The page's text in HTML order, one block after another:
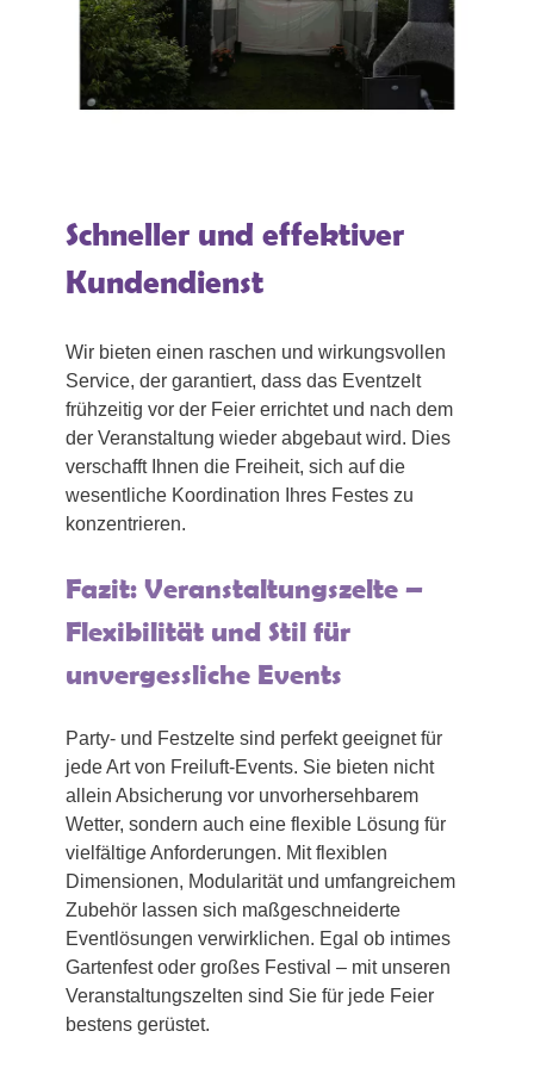
Schneller und effektiver
Kundendienst
Wir bieten einen raschen und wirkungsvollen
Service, der garantiert, dass das Eventzelt
frühzeitig vor der Feier errichtet und nach dem
der Veranstaltung wieder abgebaut wird. Dies
verschafft Ihnen die Freiheit, sich auf die
wesentliche Koordination Ihres Festes zu
konzentrieren.
Fazit: Veranstaltungszelte –
Flexibilität und Stil für
unvergessliche Events
Party- und Festzelte sind perfekt geeignet für
jede Art von Freiluft-Events. Sie bieten nicht
allein Absicherung vor unvorhersehbarem
Wetter, sondern auch eine flexible Lösung für
vielfältige Anforderungen. Mit flexiblen
Dimensionen, Modularität und umfangreichem
Zubehör lassen sich maßgeschneiderte
Eventlösungen verwirklichen. Egal ob intimes
Gartenfest oder großes Festival – mit unseren
Veranstaltungszelten sind Sie für jede Feier
bestens gerüstet.